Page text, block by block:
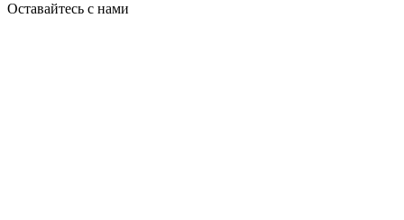
Оставайтесь с нами